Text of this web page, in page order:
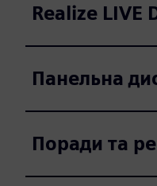
Realize LIVE
Панельна
Поради та